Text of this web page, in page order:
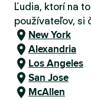
Ľudia, ktorí na
používateľov, si
New York
Alexandria
Los Angeles
San Jose
McAllen